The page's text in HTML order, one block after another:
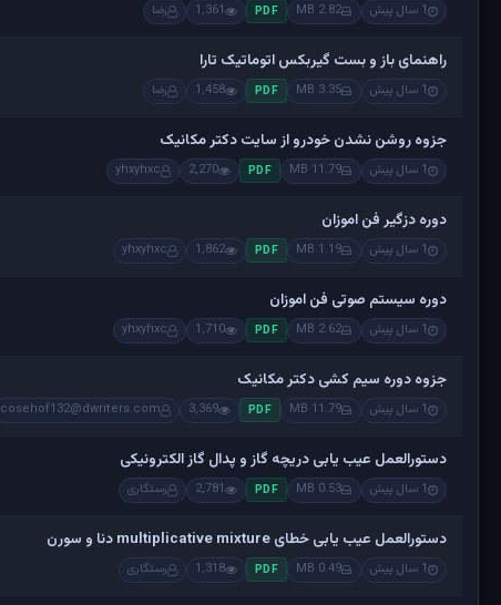
1 سال پیش 2.82 MB
PDF
1,361 رضا
راهنمای باز و بست گیربکس اتوماتیک تارا
1 سال پیش 3.35 MB
PDF
1,458 رضا
جزوه روشن نشدن خودرو از سایت دکتر مکانیک
1 سال پیش 11.79 MB
PDF
2,270
yhxyhxc
دوره دزگیر فن اموزان
1 سال پیش 1.19 MB
PDF
1,862
yhxyhxc
دوره سیستم صوتی فن اموزان
1 سال پیش 2.62 MB
PDF
1,710
yhxyhxc
جزوه دوره سیم کشی دکتر مکانیک
1 سال پیش 11.79 MB
PDF
3,369
cosehof132@dwriters.com
دستورالعمل عیب یابی دریچه گاز و پدال گاز الکترونیکی
1 سال پیش 0.53 MB
PDF
2,781 رستگاری
دستورالعمل عیب یابی خطای multiplicative mixture دنا و سورن
1 سال پیش 0.49 MB
PDF
1,318 رستگاری